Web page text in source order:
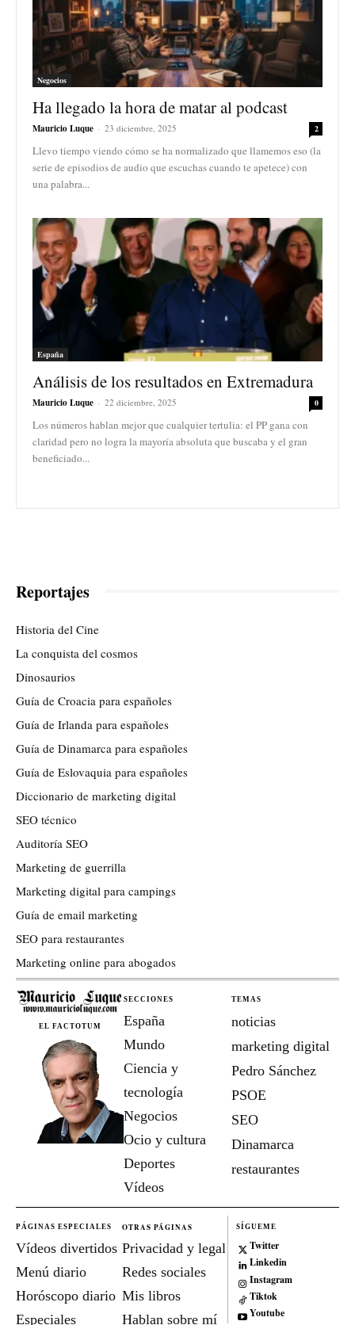
Negocios
Ha llegado la hora de matar al podcast
Mauricio Luque - 23 diciembre, 2025 2
Llevo tiempo viendo cómo se ha normalizado que llamemos eso (la
serie de episodios de audio que escuchas cuando te apetece) con
una palabra...
España
Análisis de los resultados en Extremadura
Mauricio Luque - 22 diciembre, 2025 0
Los números hablan mejor que cualquier tertulia: el PP gana con
claridad pero no logra la mayoría absoluta que buscaba y el gran
beneficiado...
Reportajes
Historia del Cine
La conquista del cosmos
Dinosaurios
Guía de Croacia para españoles
Guía de Irlanda para españoles
Guía de Dinamarca para españoles
Guía de Eslovaquia para españoles
Diccionario de marketing digital
SEO técnico
Auditoría SEO
Marketing de guerrilla
Marketing digital para campings
Guía de email marketing
SEO para restaurantes
Marketing online para abogados
EL FACTOTUM
SECCIONES
España
Mundo
Ciencia y
tecnología
Negocios
Ocio y cultura
Deportes
Vídeos
TEMAS
noticias
marketing digital
Pedro Sánchez
PSOE
SEO
Dinamarca
restaurantes
PÁGINAS ESPECIALES
Vídeos divertidos
Menú diario
Horóscopo diario
Especiales
OTRAS PÁGINAS
Privacidad y legal
Redes sociales
Mis libros
Hablan sobre mí
SÍGUEME
Twitter
Linkedin
Instagram
Tiktok
Youtube